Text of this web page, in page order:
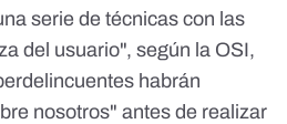
serie de técnicas con las
del usuario", según la OSI,
habrán
nosotros" antes de realizar